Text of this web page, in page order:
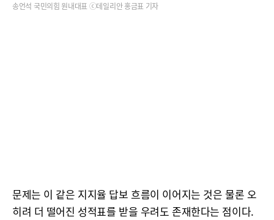
송언석 국민의힘 원내대표 ⓒ데일리안 홍금표 기자
문제는 이 같은 지지율 답보 흐름이 이어지는 것은 물론 오
히려 더 떨어진 성적표를 받을 우려도 존재한다는 점이다.